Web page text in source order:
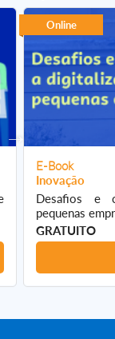
Online
E-Book
Inovação
Desafios e
pequenas
GRATUITO